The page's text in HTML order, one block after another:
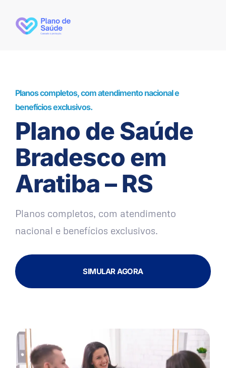
Planos completos, com atendimento nacional e
benefícios exclusivos.
Plano de Saúde
Bradesco em
Aratiba – RS
Planos completos, com atendimento
nacional e benefícios exclusivos.
SIMULAR AGORA